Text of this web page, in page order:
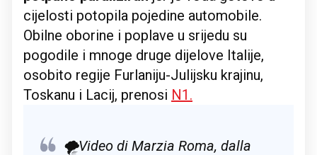
cijelosti potopila pojedine automobile.
Obilne oborine i poplave u srijedu su
pogodile i mnoge druge dijelove Italije,
osobito regije Furlaniju-Julijsku krajinu,
Toskanu i Lacij, prenosi N1.
🌪️Video di Marzia Roma, dalla